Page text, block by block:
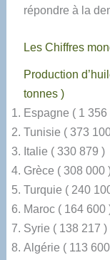
répondre à la
Les Chiffres
Production
tonnes )
Espagne ( 1 356
Tunisie ( 373
Italie ( 330 879 )
Grèce ( 308 000
Turquie ( 240
Maroc ( 164 600
Syrie ( 138 217 )
Algérie ( 113